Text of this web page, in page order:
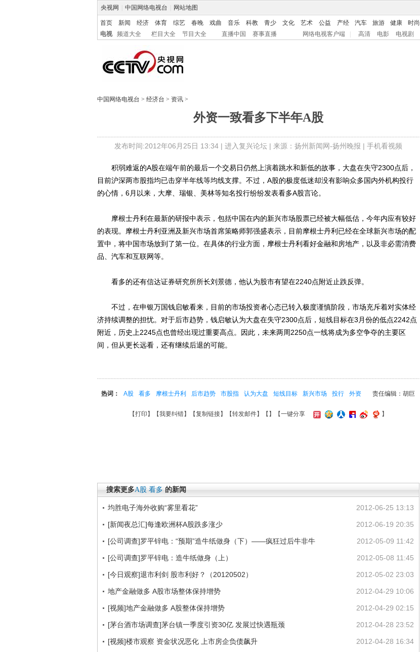
央视网 中国网络电视台 网站地图
首页 新闻 经济 体育 综艺 春晚 戏曲 音乐 科教 青少 文化 艺术 公益 产经 汽车 旅游 健康 时尚
电视
频道大全 栏目大全 节目大全 直播中国 赛事直播 网络电视客户端 高清 电影 电视剧
中国网络电视台 > 经济台 > 资讯 >
外资一致看多下半年A股
发布时间:2012年06月25日 13:34 | 进入复兴论坛 | 来源：扬州新闻网-扬州晚报 | 手机看视频
积弱难返的A股在端午前的最后一个交易日仍然上演着跳水和新低的故事，大盘在失守2300点后，
目前沪深两市股指均已击穿半年线等均线支撑。不过，A股的极度低迷却没有影响众多国内外机构投行
的心情，6月以来，大摩、瑞银、美林等知名投行纷纷发表看多A股言论。
摩根士丹利在最新的研报中表示，包括中国在内的新兴市场股票已经被大幅低估，今年内应有较好
的表现。摩根士丹利亚洲及新兴市场首席策略师郭强盛表示，目前摩根士丹利已经在全球新兴市场的配
置中，将中国市场放到了第一位。在具体的行业方面，摩根士丹利看好金融和房地产，以及非必需消费
品、汽车和互联网等。
看多的还有信达证券研究所所长刘景德，他认为股市有望在2240点附近止跌反弹。
不过，在申银万国钱启敏看来，目前的市场投资者心态已转入极度谨慎阶段，市场充斥着对实体经
济持续调整的担忧。对于后市趋势，钱启敏认为大盘在失守2300点后，短线目标在3月份的低点2242点
附近，历史上2245点也曾经出现过重要高点。因此，未来两周2250点一线将成为多空争夺的主要区
间，但从更长远看，还有继续后退的可能。
责任编辑：胡巨
热词： A股 看多 摩根士丹利 后市趋势 市股指 认为大盘 短线目标 新兴市场 投行 外资
【打印 】【我要纠错】【复制链接】【转发邮件】【 】 【一键分享 】
搜索更多A股 看多 的新闻
2012-06-25 13:13
均胜电子海外收购“雾里看花”
2012-06-19 20:35
[新闻夜总汇]每逢欧洲杯A股跌多涨少
2012-05-09 11:42
[公司调查]罗平锌电：“预期”造牛纸做身（下）——疯狂过后牛非牛
2012-05-08 11:45
[公司调查]罗平锌电：造牛纸做身（上）
2012-05-02 23:03
[今日观察]退市利剑 股市利好？（20120502）
2012-04-29 10:06
地产金融做多 A股市场整体保持增势
2012-04-29 02:15
[视频]地产金融做多 A股整体保持增势
2012-04-28 23:52
[茅台酒市场调查]茅台镇一季度引资30亿 发展过快遇瓶颈
2012-04-28 16:34
[视频]楼市观察 资金状况恶化 上市房企负债飙升